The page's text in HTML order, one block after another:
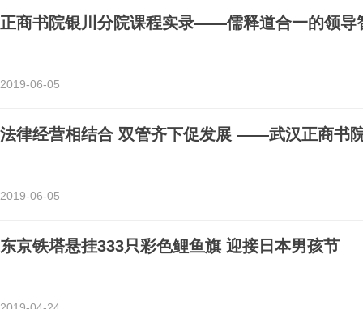
正商书院银川分院课程实录——儒释道合一的领导
2019-06-05
法律经营相结合 双管齐下促发展 ——武汉正商书
2019-06-05
东京铁塔悬挂333只彩色鲤鱼旗 迎接日本男孩节